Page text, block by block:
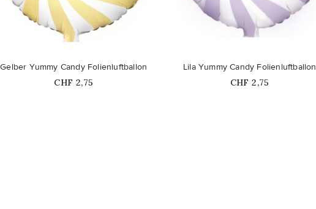
Gelber Yummy Candy Folienluftballon
Price
CHF 2,75
Lila Yummy Candy Folienluftballon
Price
CHF 2,75